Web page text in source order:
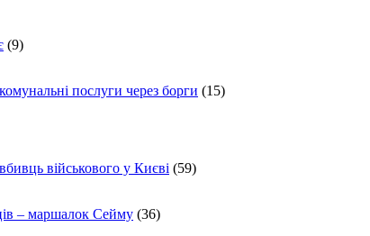
(9)
послуги через борги (15)
військового у Києві (59)
– маршалок Сейму (36)